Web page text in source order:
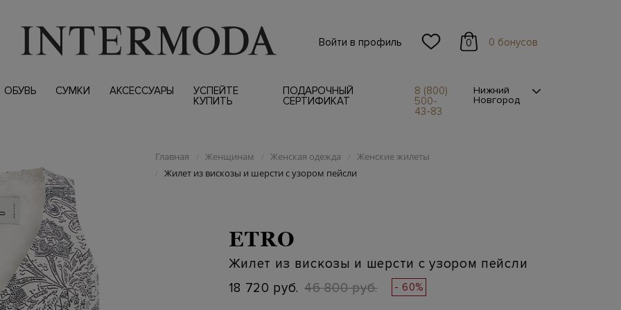
Войти в профиль 0 0 бонусов
ОБУВЬ СУМКИ АКСЕССУАРЫ
УСПЕЙТЕ
КУПИТЬ
ПОДАРОЧНЫЙ
СЕРТИФИКАТ
8 (800)
500-
43-83
Нижний
Новгород
Главная / Женщинам / Женская одежда / Женские жилеты
/ Жилет из вискозы и шерсти с узором пейсли
ETRO
Жилет из вискозы и шерсти с узором пейсли
18 720 руб. 46 800 руб. - 60%